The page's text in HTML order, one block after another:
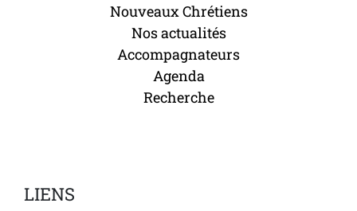
Nouveaux Chrétiens
Nos actualités
Accompagnateurs
Agenda
Recherche
LIENS